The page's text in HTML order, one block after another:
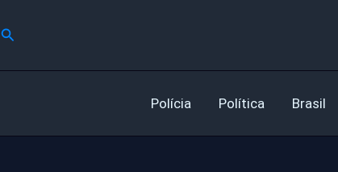
Pesquisar
Polícia Política Brasil